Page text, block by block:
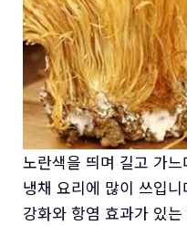
노란색을 띄며 길고 가
냉채 요리에 많이 쓰입
강화와 항염 효과가 있